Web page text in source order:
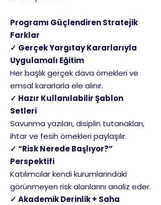
Programı Güçlendiren Stratejik
Farklar
✓ Gerçek Yargıtay Kararlarıyla
Uygulamalı Eğitim
Her başlık gerçek dava örnekleri ve
emsal kararlarla ele alınır.
✓ Hazır Kullanılabilir Şablon
Setleri
Savunma yazıları, disiplin tutanakları,
ihtar ve fesih örnekleri paylaşılır.
✓ “Risk Nerede Başlıyor?”
Perspektifi
Katılımcılar kendi kurumlarındaki
görünmeyen risk alanlarını analiz eder.
✓ Akademik Derinlik + Saha